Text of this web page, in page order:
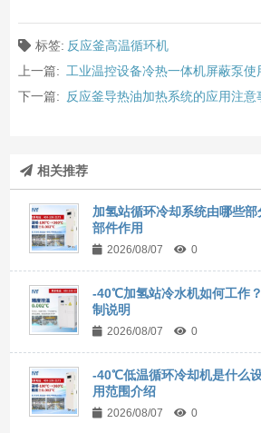
标签: 反应釜高温循环机
上一篇: 工业温控设备冷热一体机屏蔽泵使
下一篇:
反应釜导热油加热系统的应用注意
相关推荐
加氢站循环冷却系统由哪些
部件作用
2026/08/07 0
-40℃加氢站冷水机如何工作
制说明
2026/08/07 0
-40℃低温循环冷却机是什么
用范围介绍
2026/08/07 0